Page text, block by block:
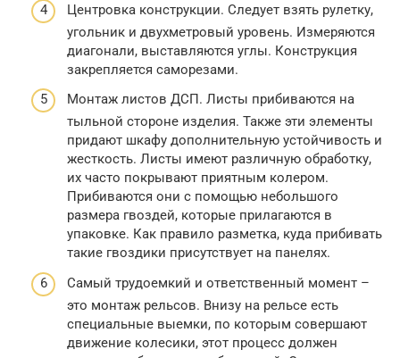
Центровка конструкции. Следует взять рулетку,
угольник и двухметровый уровень. Измеряются
диагонали, выставляются углы. Конструкция
закрепляется саморезами.
Монтаж листов ДСП. Листы прибиваются на
тыльной стороне изделия. Также эти элементы
придают шкафу дополнительную устойчивость и
жесткость. Листы имеют различную обработку,
их часто покрывают приятным колером.
Прибиваются они с помощью небольшого
размера гвоздей, которые прилагаются в
упаковке. Как правило разметка, куда прибивать
такие гвоздики присутствует на панелях.
Самый трудоемкий и ответственный момент –
это монтаж рельсов. Внизу на рельсе есть
специальные выемки, по которым совершают
движение колесики, этот процесс должен